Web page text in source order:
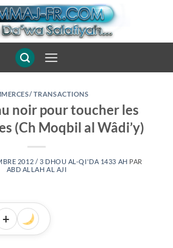
TRANSACTIONS
noir pour toucher les
(Ch Moqbil al Wâdi’y)
2012 / 3 DHOU AL-QI'DA 1433 AH PAR
ABD ALLAH AL AJI
+